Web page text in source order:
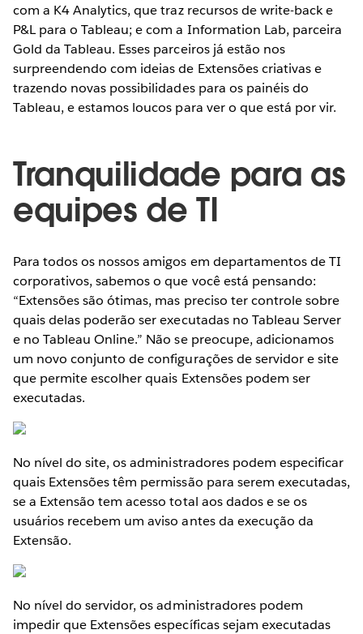
com a K4 Analytics, que traz recursos de write-back e
P&L para o Tableau; e com a Information Lab, parceira
Gold da Tableau. Esses parceiros já estão nos
surpreendendo com ideias de Extensões criativas e
trazendo novas possibilidades para os painéis do
Tableau, e estamos loucos para ver o que está por vir.
Tranquilidade para as
equipes de TI
Para todos os nossos amigos em departamentos de TI
corporativos, sabemos o que você está pensando:
“Extensões são ótimas, mas preciso ter controle sobre
quais delas poderão ser executadas no Tableau Server
e no Tableau Online.” Não se preocupe, adicionamos
um novo conjunto de configurações de servidor e site
que permite escolher quais Extensões podem ser
executadas.
No nível do site, os administradores podem especificar
quais Extensões têm permissão para serem executadas,
se a Extensão tem acesso total aos dados e se os
usuários recebem um aviso antes da execução da
Extensão.
No nível do servidor, os administradores podem
impedir que Extensões específicas sejam executadas